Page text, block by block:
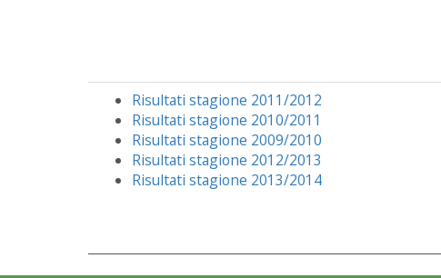
Risultati stagione 2011/2012
Risultati stagione 2010/2011
Risultati stagione 2009/2010
Risultati stagione 2012/2013
Risultati stagione 2013/2014